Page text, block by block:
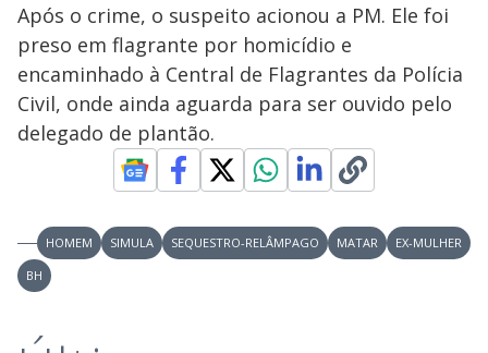
Após o crime, o suspeito acionou a PM. Ele foi
preso em flagrante por homicídio e
encaminhado à Central de Flagrantes da Polícia
Civil, onde ainda aguarda para ser ouvido pelo
delegado de plantão.
HOMEM SIMULA SEQUESTRO-RELÂMPAGO MATAR
EX-MULHER
BH